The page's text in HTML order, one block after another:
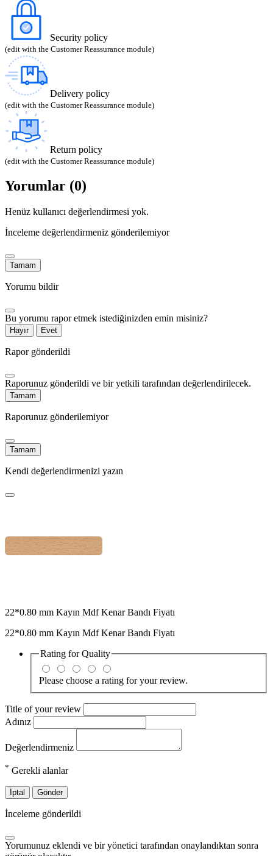
Security policy
(edit with the Customer Reassurance module)
Delivery policy
(edit with the Customer Reassurance module)
Return policy
(edit with the Customer Reassurance module)
Yorumlar (0)
Henüz kullanıcı değerlendirmesi yok.
İnceleme değerlendirmeniz gönderilemiyor
Tamam
Yorumu bildir
Bu yorumu rapor etmek istediğinizden emin misiniz?
Hayır Evet
Rapor gönderildi
Raporunuz gönderildi ve bir yetkili tarafından değerlendirilecek.
Tamam
Raporunuz gönderilemiyor
Tamam
Kendi değerlendirmenizi yazın
22*0.80 mm Kayın Mdf Kenar Bandı Fiyatı
22*0.80 mm Kayın Mdf Kenar Bandı Fiyatı
Rating forQuality
Please choose a rating for your review.
Title of your review
Adınız
Değerlendirmeniz
* Gerekli alanlar
İptal Gönder
İnceleme gönderildi
Yorumunuz eklendi ve bir yönetici tarafından onaylandıktan sonra